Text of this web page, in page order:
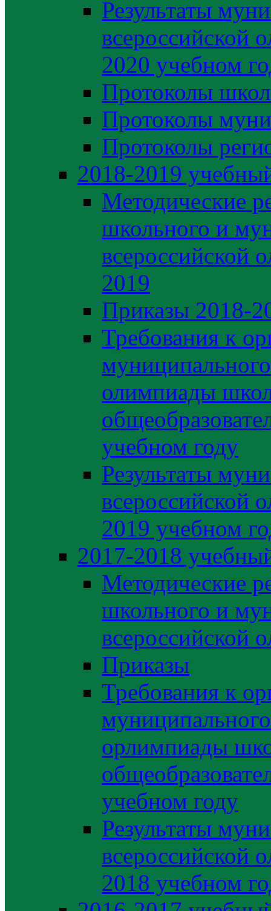
Результаты
всероссийской
2020 учебном
Протоколы
Протоколы
Протоколы
2018-2019
Методические
школьного и
всероссийской
2019
Приказы 2018-
Требования к
олимпиады
учебном году
Результаты
всероссийской
2019 учебном
2017-2018
Методические
школьного и
всероссийской
Приказы
Требования к
орлимпиады
учебном году
Результаты
всероссийской
2018 учебном